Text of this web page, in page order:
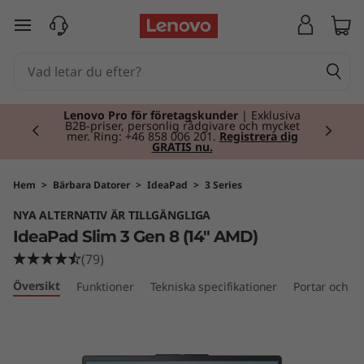
a
d
S
hoppa vidare till huvudinnehållet
Lenovo Pro för företagskunder | Exklusiva
B2B-priser, personlig rådgivare och mycket
mer. Ring: +46 858 006 201. Registrera dig
GRATIS nu.
Currently displaying item 2 of 2
Hem > Bärbara Datorer > IdeaPad > 3 Series
NYA ALTERNATIV ÄR TILLGÄNGLIGA
IdeaPad Slim 3 Gen 8 (14" AMD)
(79)
Översikt Funktioner Tekniska specifikationer Portar och